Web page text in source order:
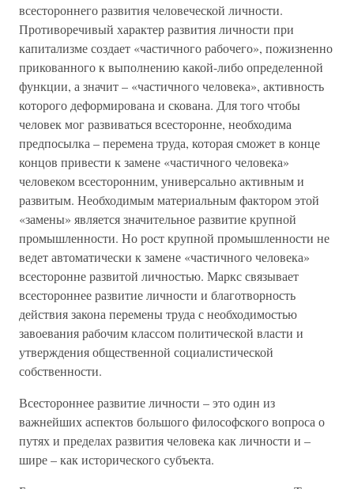
всестороннего развития человеческой личности.
Противоречивый характер развития личности при
капитализме создает «частичного рабочего», пожизненно
прикованного к выполнению какой-либо определенной
функции, а значит – «частичного человека», активность
которого деформирована и скована. Для того чтобы
человек мог развиваться всесторонне, необходима
предпосылка – перемена труда, которая сможет в конце
концов привести к замене «частичного человека»
человеком всесторонним, универсально активным и
развитым. Необходимым материальным фактором этой
«замены» является значительное развитие крупной
промышленности. Но рост крупной промышленности не
ведет автоматически к замене «частичного человека»
всесторонне развитой личностью. Маркс связывает
всестороннее развитие личности и благотворность
действия закона перемены труда с необходимостью
завоевания рабочим классом политической власти и
утверждения общественной социалистической
собственности.
Всестороннее развитие личности – это один из
важнейших аспектов большого философского вопроса о
путях и пределах развития человека как личности и –
шире – как исторического субъекта.